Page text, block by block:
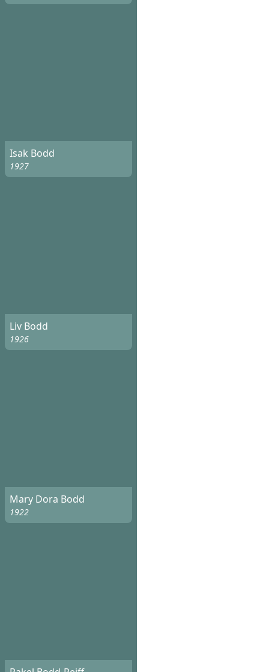
Isak Bodd
1927
Liv Bodd
1926
Mary Dora Bodd
1922